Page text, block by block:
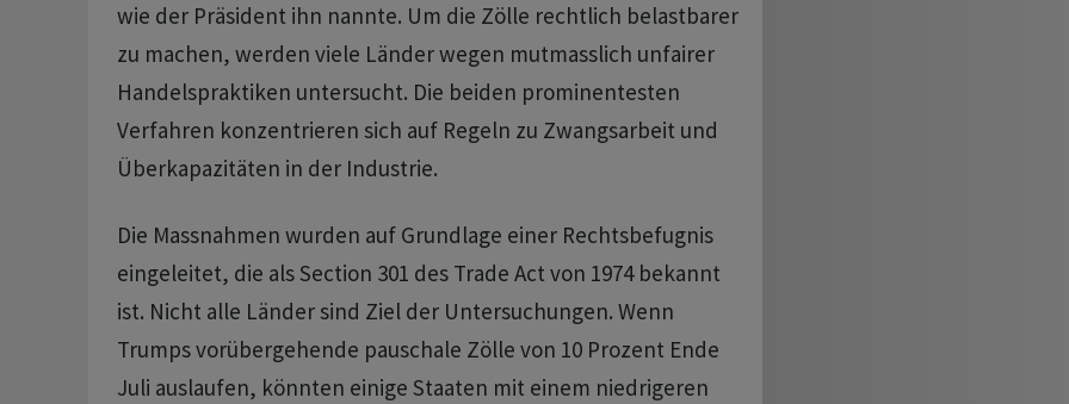
wie der Präsident ihn nannte. Um die Zölle rechtlich belastbarer
zu machen, werden viele Länder wegen mutmasslich unfairer
Handelspraktiken untersucht. Die beiden prominentesten
Verfahren konzentrieren sich auf Regeln zu Zwangsarbeit und
Überkapazitäten in der Industrie.
Die Massnahmen wurden auf Grundlage einer Rechtsbefugnis
eingeleitet, die als Section 301 des Trade Act von 1974 bekannt
ist. Nicht alle Länder sind Ziel der Untersuchungen. Wenn
Trumps vorübergehende pauschale Zölle von 10 Prozent Ende
Juli auslaufen, könnten einige Staaten mit einem niedrigeren